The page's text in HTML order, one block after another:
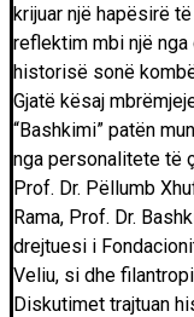
krijuar një hapësirë
reflektim mbi një
historisë sonë
Gjatë kësaj
“Bashkimi” patën
nga personalitete të
Prof. Dr. Pëllumb
Rama, Prof. Dr.
drejtuesi i
Veliu, si dhe
Diskutimet trajtuan